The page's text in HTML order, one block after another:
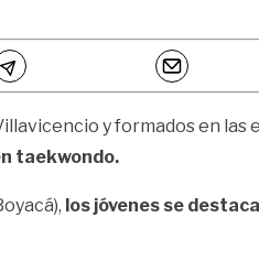
y formados en
taekwondo.
los jóvenes se